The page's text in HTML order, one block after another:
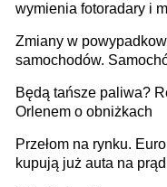
wymienia fotoradary i
Zmiany w
samochodów.
technologią producenta
Będą tańsze paliwa?
Orlenem o obniżkach
Przełom na rynku.
kupują już auta na